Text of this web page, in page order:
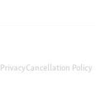
PrivacyCancellation Policy